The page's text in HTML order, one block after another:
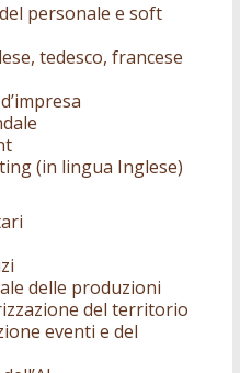
personale e soft
tedesco, francese
(in lingua Inglese)
delle produzioni
del territorio
eventi e del